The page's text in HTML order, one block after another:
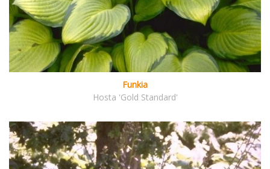
Funkia
Hosta 'Gold Standard'